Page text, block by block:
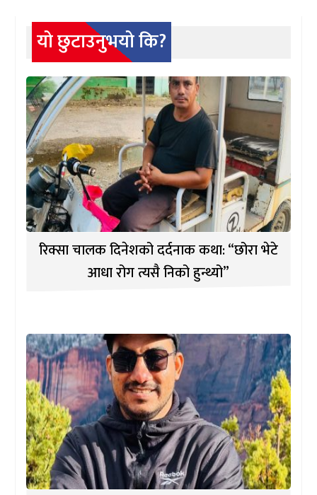
यो छुटाउनुभयो कि?
रिक्सा चालक दिनेशको दर्दनाक कथा: “छोरा भेटे
आधा रोग त्यसै निको हुन्थ्यो”